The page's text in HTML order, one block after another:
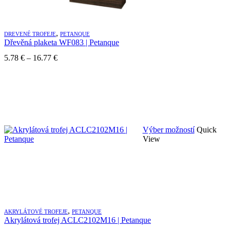
DREVENÉ TROFEJE, PETANQUE
Dřevěná plaketa WF083 | Petanque
5.78 € – 16.77 €Price
Výber možností Tento
Quick
View
AKRYLÁTOVÉ TROFEJE, PETANQUE
Akrylátová trofej ACLC2102M16 | Petanque